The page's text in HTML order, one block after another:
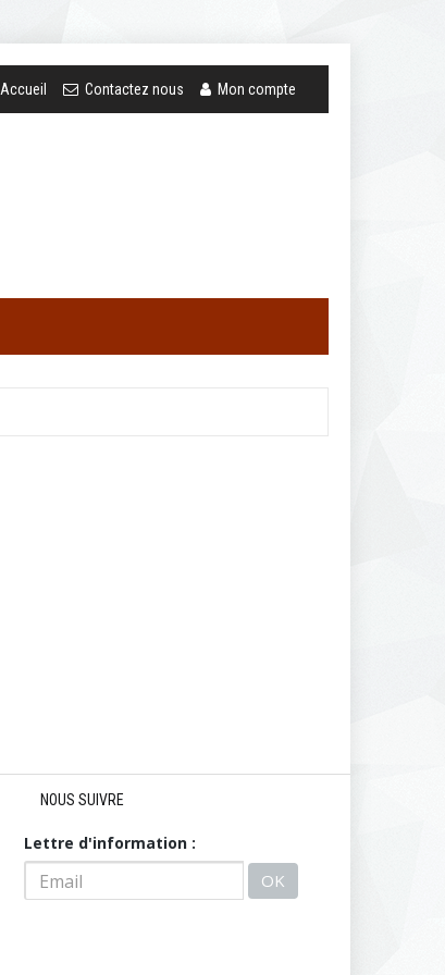
Accueil Contactez nous Mon compte
NOUS SUIVRE
Lettre d'information :
OK